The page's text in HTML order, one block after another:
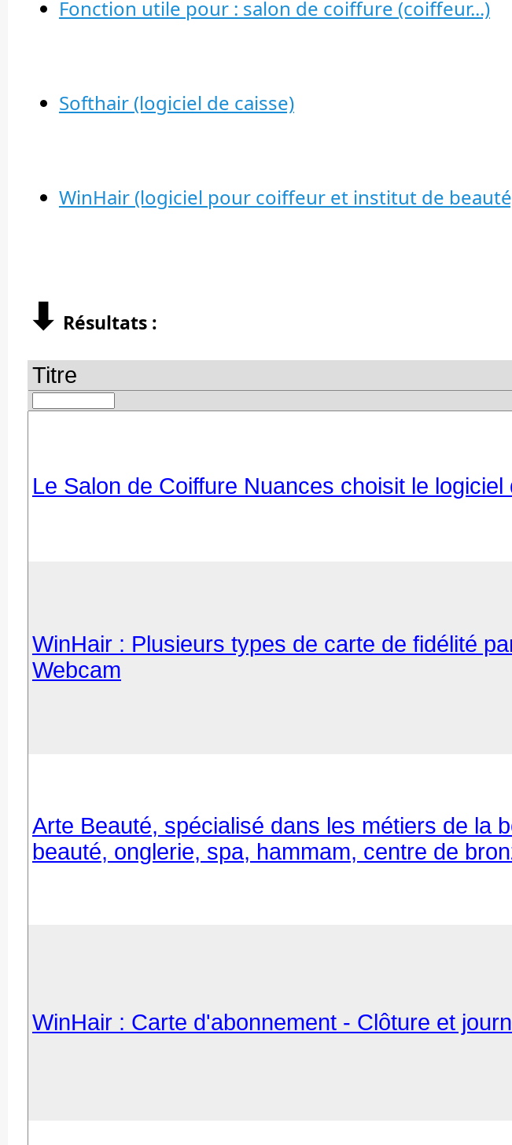
Fonction utile pour : salon de coiffure (coiffeur...)
Softhair (logiciel de caisse)
WinHair (logiciel pour coiffeur et institut de
⬇︎ Résultats :
Titre
Le Salon de Coiffure Nuances choisit le logiciel
WinHair : Plusieurs types de carte de fidélité
Webcam
Arte Beauté, spécialisé dans les métiers de la
beauté, onglerie, spa, hammam, centre de
WinHair : Carte d'abonnement - Clôture et